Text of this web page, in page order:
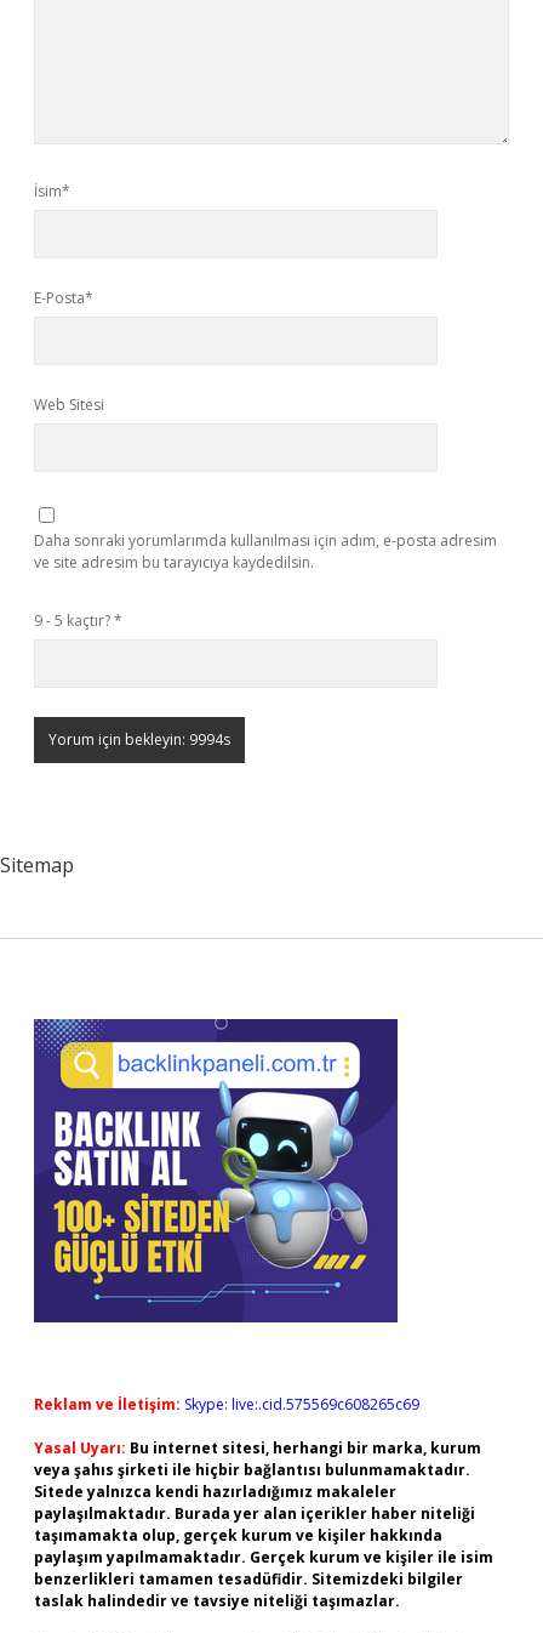
İsim*
E-Posta*
Web Sitesi
Daha sonraki yorumlarımda kullanılması için adım, e-posta adresim
ve site adresim bu tarayıcıya kaydedilsin.
9 - 5 kaçtır?*
Sitemap
Sidebar
Reklam ve İletişim: Skype: live:.cid.575569c608265c69
Yasal Uyarı: Bu internet sitesi, herhangi bir marka, kurum
veya şahıs şirketi ile hiçbir bağlantısı bulunmamaktadır.
Sitede yalnızca kendi hazırladığımız makaleler
paylaşılmaktadır. Burada yer alan içerikler haber niteliği
taşımamakta olup, gerçek kurum ve kişiler hakkında
paylaşım yapılmamaktadır. Gerçek kurum ve kişiler ile isim
benzerlikleri tamamen tesadüfidir. Sitemizdeki bilgiler
taslak halindedir ve tavsiye niteliği taşımazlar.